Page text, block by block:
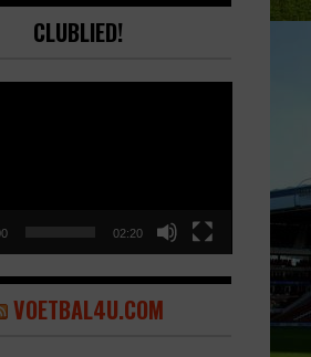
CLUBLIED!
02:20
VOETBAL4U.COM